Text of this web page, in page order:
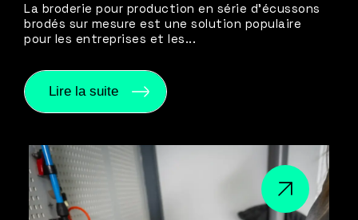
La broderie pour production en série d’écussons
brodés sur mesure est une solution populaire
pour les entreprises et les...
Lire la suite